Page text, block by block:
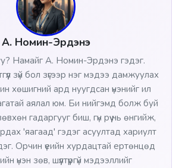
А. Номин-Эрдэнэ
Намайг А. Номин-Эрдэнэ гэдэг.
зүй бол зүгээр нэг мэдээ дамжуулах
хөшигний ард нуугдсан үнэнийг ил
аялал юм. Би нийгэмд болж буй
гадаргууг биш, гүн рүү нь өнгийж,
'яагаад' гэдэг асуултад хариулт
Орчин үеийн хурдацтай ертөнцөд
үнэн зөв, шүүлтүүргүй мэдээллийг